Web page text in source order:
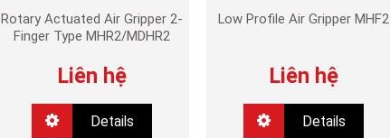
Rotary Actuated Air Gripper 2-
Finger Type MHR2/MDHR2
Liên hệ
Details
Low Profile Air Gripper MHF2
Liên hệ
Details